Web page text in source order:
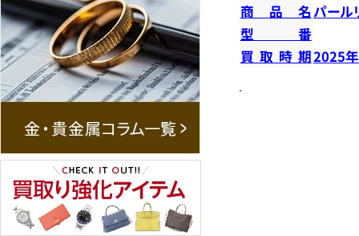
商品名 パール
型番
買取時期2025